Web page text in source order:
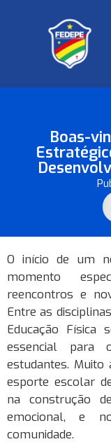
Boas-
O início de um
momento
reencontros e
Entre as
Educação Física
essencial para
estudantes. Muito
esporte escolar
na construção
emocional, e
comunidade.